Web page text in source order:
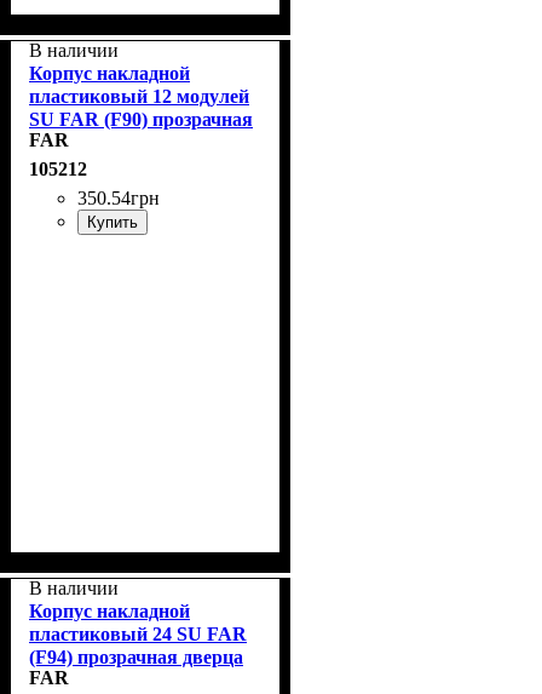
В наличии
Корпус накладной
пластиковый 12 модулей
SU FAR (F90) прозрачная
дверца
FAR
105212
350.54грн
Купить
В наличии
Корпус накладной
пластиковый 24 SU FAR
(F94) прозрачная дверца
FAR